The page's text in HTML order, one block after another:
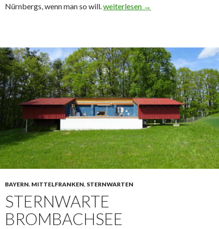
Nürnbergs, wenn man so will. Regiomontanus-Sternwarte
weiterlesen →
BAYERN, MITTELFRANKEN, STERNWARTEN
STERNWARTE
BROMBACHSEE